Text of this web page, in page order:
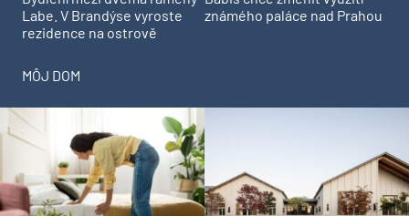
Labe. V Brandýse vyroste
rezidence na ostrově
známého paláce nad Prahou
MÔJ DOM